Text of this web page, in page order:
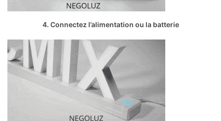
4. Connectez l’alimentation ou la batterie